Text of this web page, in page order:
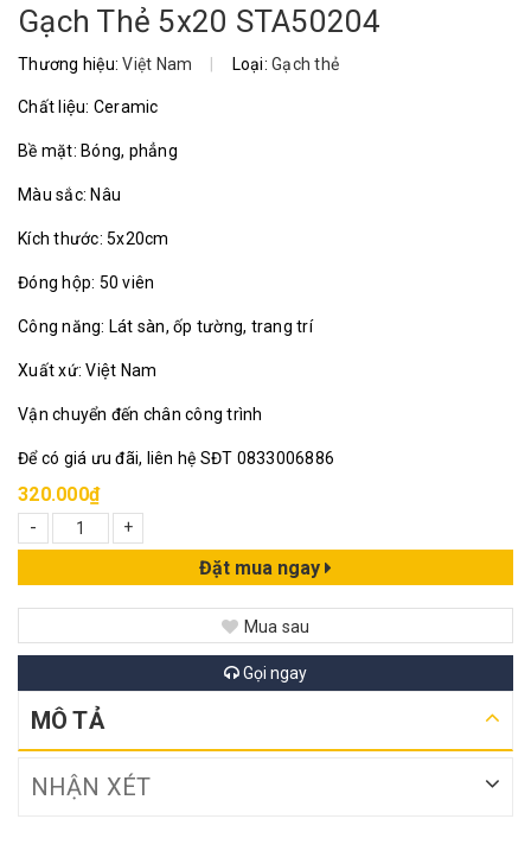
Gạch Thẻ 5x20 STA50204
Thương hiệu:Việt Nam | Loại: Gạch thẻ
Chất liệu: Ceramic
Bề mặt: Bóng, phẳng
Màu sắc: Nâu
Kích thước: 5x20cm
Đóng hộp: 50 viên
Công năng: Lát sàn, ốp tường, trang trí
Xuất xứ: Việt Nam
Vận chuyển đến chân công trình
Để có giá ưu đãi, liên hệ SĐT 0833006886
320.000₫
-
+
Đặt mua ngay
Mua sau
Gọi ngay
MÔ TẢ
NHẬN XÉT